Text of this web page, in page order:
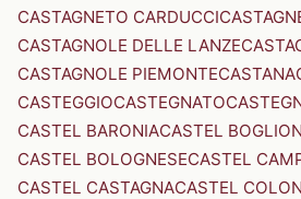
CASTAGNETO CARDUCCI
CASTAGNOLE DELLE LANZE
CASTAGNOLE PIEMONTECASTANA
CASTEGGIOCASTEGNATO
CASTEL BARONIACASTEL
CASTEL BOLOGNESECASTEL
CASTEL CASTAGNACASTEL